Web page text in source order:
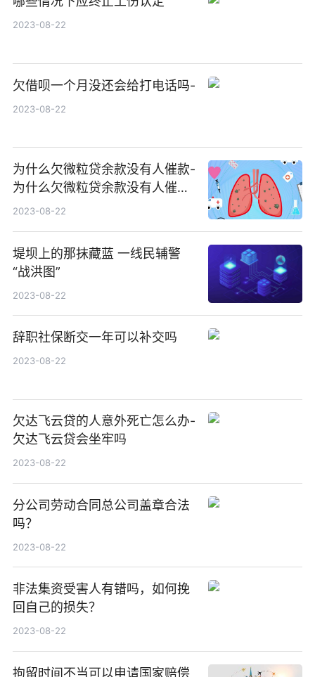
2023-08-22
欠借呗一个月没还会给打电话吗-
2023-08-22
为什么欠微粒贷余款没有人催款-
为什么欠微粒贷余款没有人催款
呢
2023-08-22
堤坝上的那抹藏蓝 一线民辅警
“战洪图”
2023-08-22
辞职社保断交一年可以补交吗
2023-08-22
欠达飞云贷的人意外死亡怎么办-
欠达飞云贷会坐牢吗
2023-08-22
分公司劳动合同总公司盖章合法
吗？
2023-08-22
非法集资受害人有错吗，如何挽
回自己的损失？
2023-08-22
拘留时间不当可以申请国家赔偿